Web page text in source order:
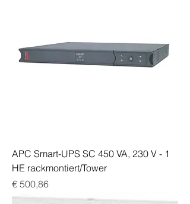
APC Smart-UPS SC 450 VA, 230 V - 1
HE rackmontiert/Tower
Preis
€ 500,86